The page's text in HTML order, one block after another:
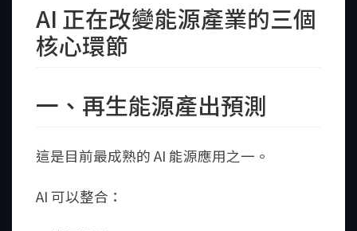
AI 正在改變能源產業的三個
核心環節
一、再生能源產出預測
這是目前最成熟的 AI 能源應用之一。
AI 可以整合：